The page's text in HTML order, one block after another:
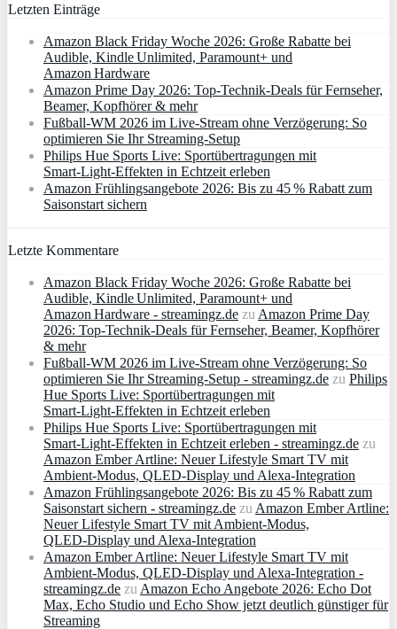
Letzten Einträge
Amazon Black Friday Woche 2026: Große Rabatte bei
Audible, Kindle Unlimited, Paramount+ und
Amazon Hardware
Amazon Prime Day 2026: Top-Technik-Deals für Fernseher,
Beamer, Kopfhörer & mehr
Fußball-WM 2026 im Live-Stream ohne Verzögerung: So
optimieren Sie Ihr Streaming-Setup
Philips Hue Sports Live: Sportübertragungen mit
Smart‑Light‑Effekten in Echtzeit erleben
Amazon Frühlingsangebote 2026: Bis zu 45 % Rabatt zum
Saisonstart sichern
Letzte Kommentare
Amazon Black Friday Woche 2026: Große Rabatte bei
Audible, Kindle Unlimited, Paramount+ und
Amazon Hardware - streamingz.de zu Amazon Prime Day
2026: Top-Technik-Deals für Fernseher, Beamer, Kopfhörer
& mehr
Fußball-WM 2026 im Live-Stream ohne Verzögerung: So
optimieren Sie Ihr Streaming-Setup - streamingz.de zu Philips
Hue Sports Live: Sportübertragungen mit
Smart‑Light‑Effekten in Echtzeit erleben
Philips Hue Sports Live: Sportübertragungen mit
Smart‑Light‑Effekten in Echtzeit erleben - streamingz.de zu
Amazon Ember Artline: Neuer Lifestyle Smart TV mit
Ambient‑Modus, QLED‑Display und Alexa‑Integration
Amazon Frühlingsangebote 2026: Bis zu 45 % Rabatt zum
Saisonstart sichern - streamingz.de zu Amazon Ember Artline:
Neuer Lifestyle Smart TV mit Ambient‑Modus,
QLED‑Display und Alexa‑Integration
Amazon Ember Artline: Neuer Lifestyle Smart TV mit
Ambient‑Modus, QLED‑Display und Alexa‑Integration -
streamingz.de zu Amazon Echo Angebote 2026: Echo Dot
Max, Echo Studio und Echo Show jetzt deutlich günstiger für
Streaming